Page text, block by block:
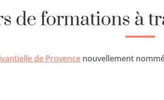
de formations à
de Provencenouvellement